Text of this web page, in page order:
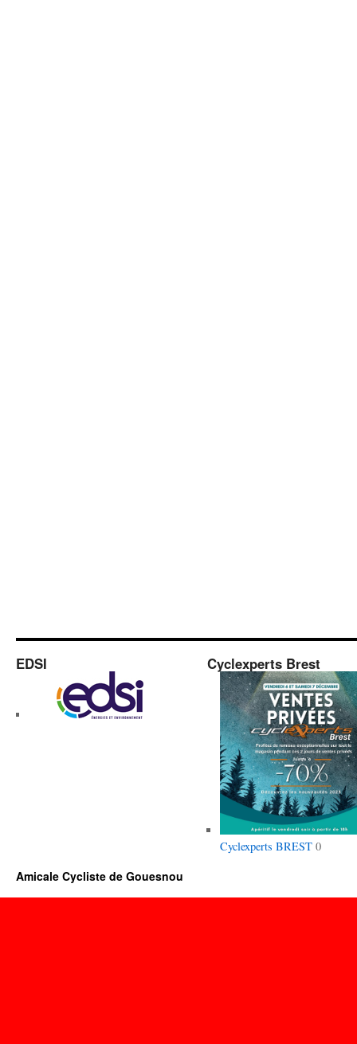
EDSI Cyclexperts Brest
Cyclexperts BREST0
Amicale Cycliste de Gouesnou